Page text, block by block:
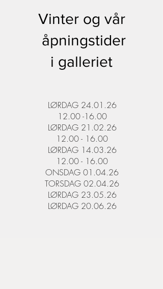
Vinter og vår
åpningstider
i galleriet
LØRDAG 24.01.26
12.00 -16.00
LØRDAG 21.02.26
12.00 - 16.00
LØRDAG 14.03.26
12.00 - 16.00
ONSDAG 01.04.26
TORSDAG 02.04.26
LØRDAG 23.05.26
LØRDAG 20.06.26